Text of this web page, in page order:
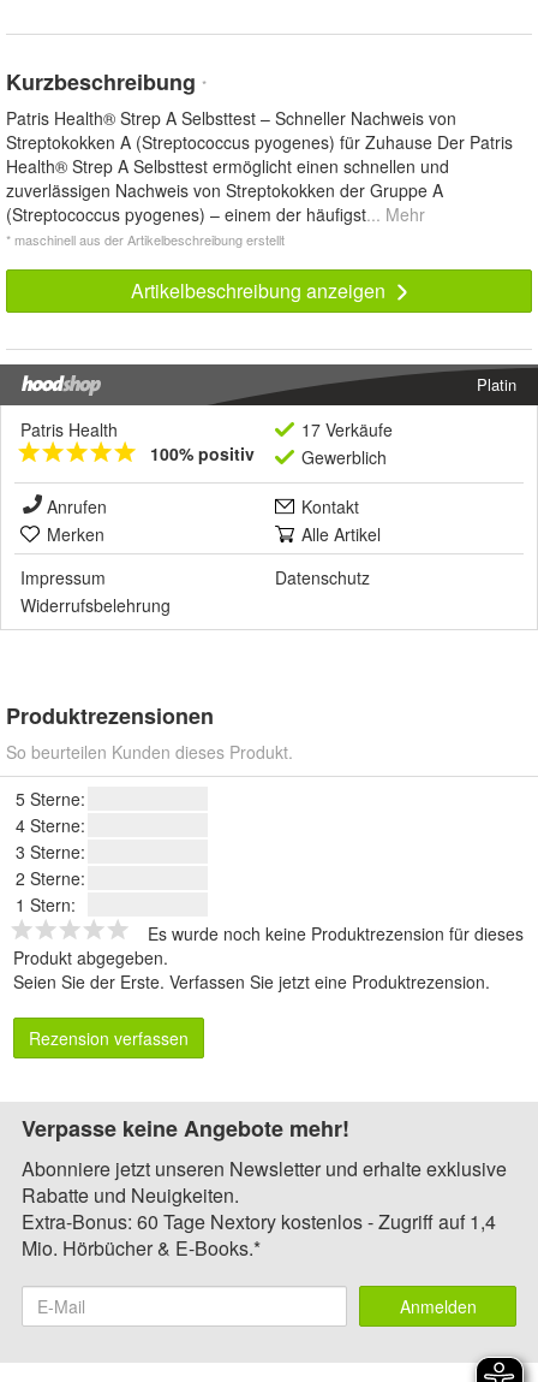
Kurzbeschreibung *
Patris Health® Strep A Selbsttest – Schneller Nachweis von
Streptokokken A (Streptococcus pyogenes) für Zuhause Der Patris
Health® Strep A Selbsttest ermöglicht einen schnellen und
zuverlässigen Nachweis von Streptokokken der Gruppe A
(Streptococcus pyogenes) – einem der häufigst... Mehr
* maschinell aus der Artikelbeschreibung erstellt
Artikelbeschreibung anzeigen
Platin
Patris Health
100% positiv
17 Verkäufe
Gewerblich
Anrufen
Kontakt
Merken
Alle Artikel
Impressum
Datenschutz
Widerrufsbelehrung
Produktrezensionen
So beurteilen Kunden dieses Produkt.
5 Sterne:
4 Sterne:
3 Sterne:
2 Sterne:
1 Stern:
Es wurde noch keine Produktrezension für dieses
Produkt abgegeben.
Seien Sie der Erste. Verfassen Sie jetzt eine Produktrezension.
Rezension verfassen
Verpasse keine Angebote mehr!
Abonniere jetzt unseren Newsletter und erhalte exklusive
Rabatte und Neuigkeiten.
Extra-Bonus: 60 Tage Nextory kostenlos - Zugriff auf 1,4
Mio. Hörbücher & E-Books.*
Anmelden